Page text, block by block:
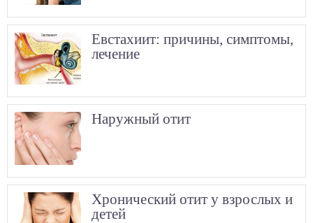
Евстахиит: причины, симптомы,
лечение
Наружный отит
Хронический отит у взрослых и
детей